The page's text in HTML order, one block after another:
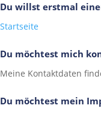
Du willst erstmal
Startseite
Du möchtest mich
Meine Kontaktdaten
Du möchtest mein